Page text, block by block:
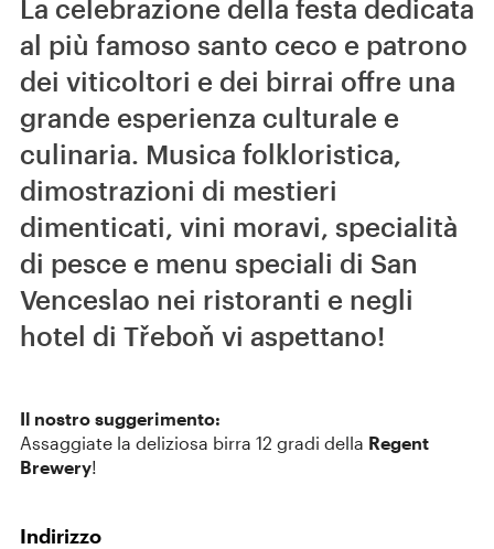
La celebrazione della festa dedicata
al più famoso santo ceco e patrono
dei viticoltori e dei birrai offre una
grande esperienza culturale e
culinaria. Musica folkloristica,
dimostrazioni di mestieri
dimenticati, vini moravi, specialità
di pesce e menu speciali di San
Venceslao nei ristoranti e negli
hotel di Třeboň vi aspettano!
Il nostro suggerimento:
Assaggiate la deliziosa birra 12 gradi della Regent
Brewery!
Indirizzo